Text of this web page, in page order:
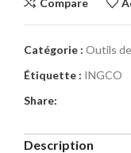
Catégorie : Outils
Étiquette : INGCO
Share:
Description